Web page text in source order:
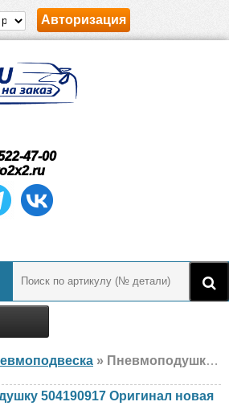
Авторизация
47-00
» Пневмоподушка Оригинал 504190917 Iveco, новая
504190917 Оригинал новая